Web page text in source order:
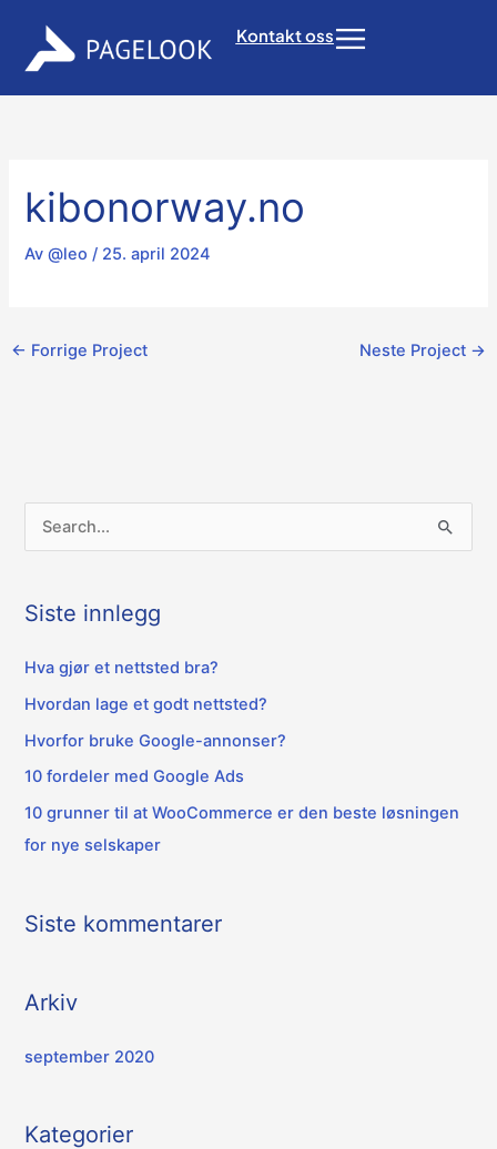
Kontakt oss
Flyout
kibonorway.no
Av @leo/ 25. april 2024
← Forrige Project Neste Project →
e
t
Siste innlegg
Hva gjør et nettsted bra?
Hvordan lage et godt nettsted?
Hvorfor bruke Google-annonser?
10 fordeler med Google Ads
10 grunner til at WooCommerce er den beste løsningen
for nye selskaper
Siste kommentarer
Arkiv
september 2020
Kategorier